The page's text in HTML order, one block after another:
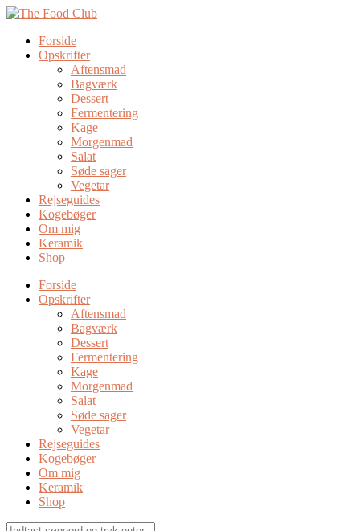
Forside
Opskrifter
Aftensmad
Bagværk
Dessert
Fermentering
Kage
Morgenmad
Salat
Søde sager
Vegetar
Rejseguides
Kogebøger
Om mig
Keramik
Shop
Forside
Opskrifter
Aftensmad
Bagværk
Dessert
Fermentering
Kage
Morgenmad
Salat
Søde sager
Vegetar
Rejseguides
Kogebøger
Om mig
Keramik
Shop